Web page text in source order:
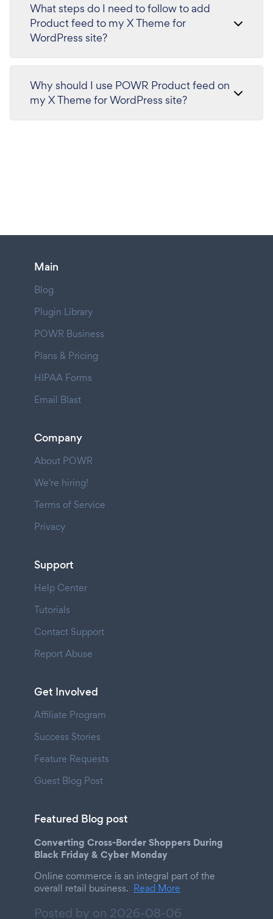
What steps do I need to follow to add
Product feed to my X Theme for
WordPress site?
Why should I use POWR Product feed on
my X Theme for WordPress site?
Main
Blog
Plugin Library
POWR Business
Plans & Pricing
HIPAA Forms
Email Blast
Company
About POWR
We're hiring!
Terms of Service
Privacy
Support
Help Center
Tutorials
Contact Support
Report Abuse
Get Involved
Affiliate Program
Success Stories
Feature Requests
Guest Blog Post
Featured Blog post
Converting Cross-Border Shoppers During
Black Friday & Cyber Monday
Online commerce is an integral part of the
overall retail business. Read More
Posted by on 2026-08-06